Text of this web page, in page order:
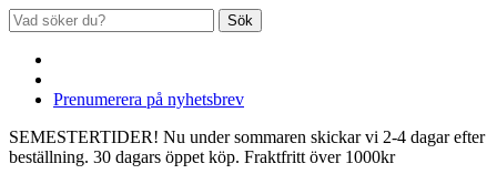
Sök
Prenumerera på nyhetsbrev
SEMESTERTIDER! Nu under sommaren skickar vi 2-4 dagar efter
beställning. 30 dagars öppet köp. Fraktfritt över 1000kr